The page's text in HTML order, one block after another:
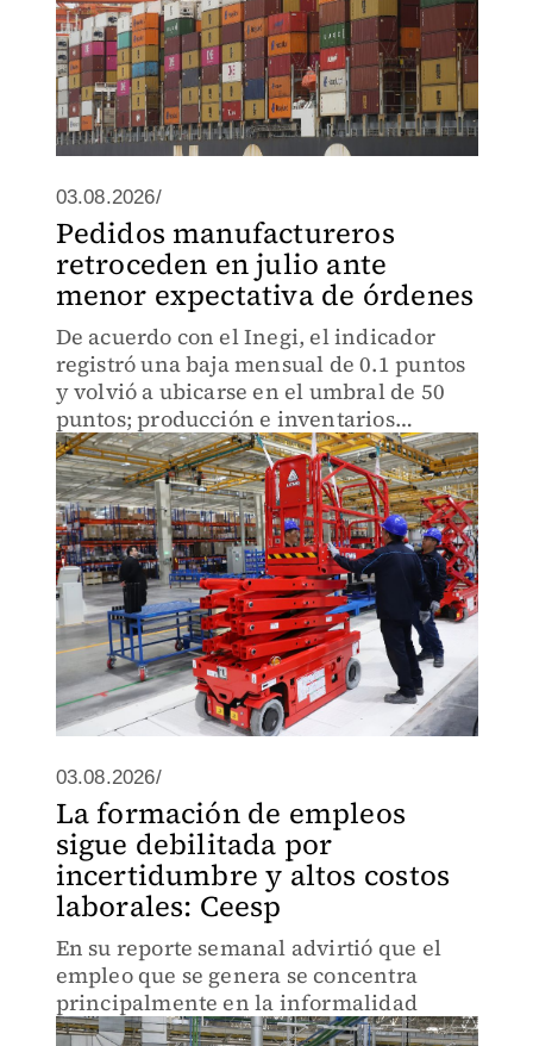
03.08.2026/
Pedidos manufactureros
retroceden en julio ante
menor expectativa de órdenes
De acuerdo con el Inegi, el indicador
registró una baja mensual de 0.1 puntos
y volvió a ubicarse en el umbral de 50
puntos; producción e inventarios
avanzaron durante el mes.
03.08.2026/
La formación de empleos
sigue debilitada por
incertidumbre y altos costos
laborales: Ceesp
En su reporte semanal advirtió que el
empleo que se genera se concentra
principalmente en la informalidad